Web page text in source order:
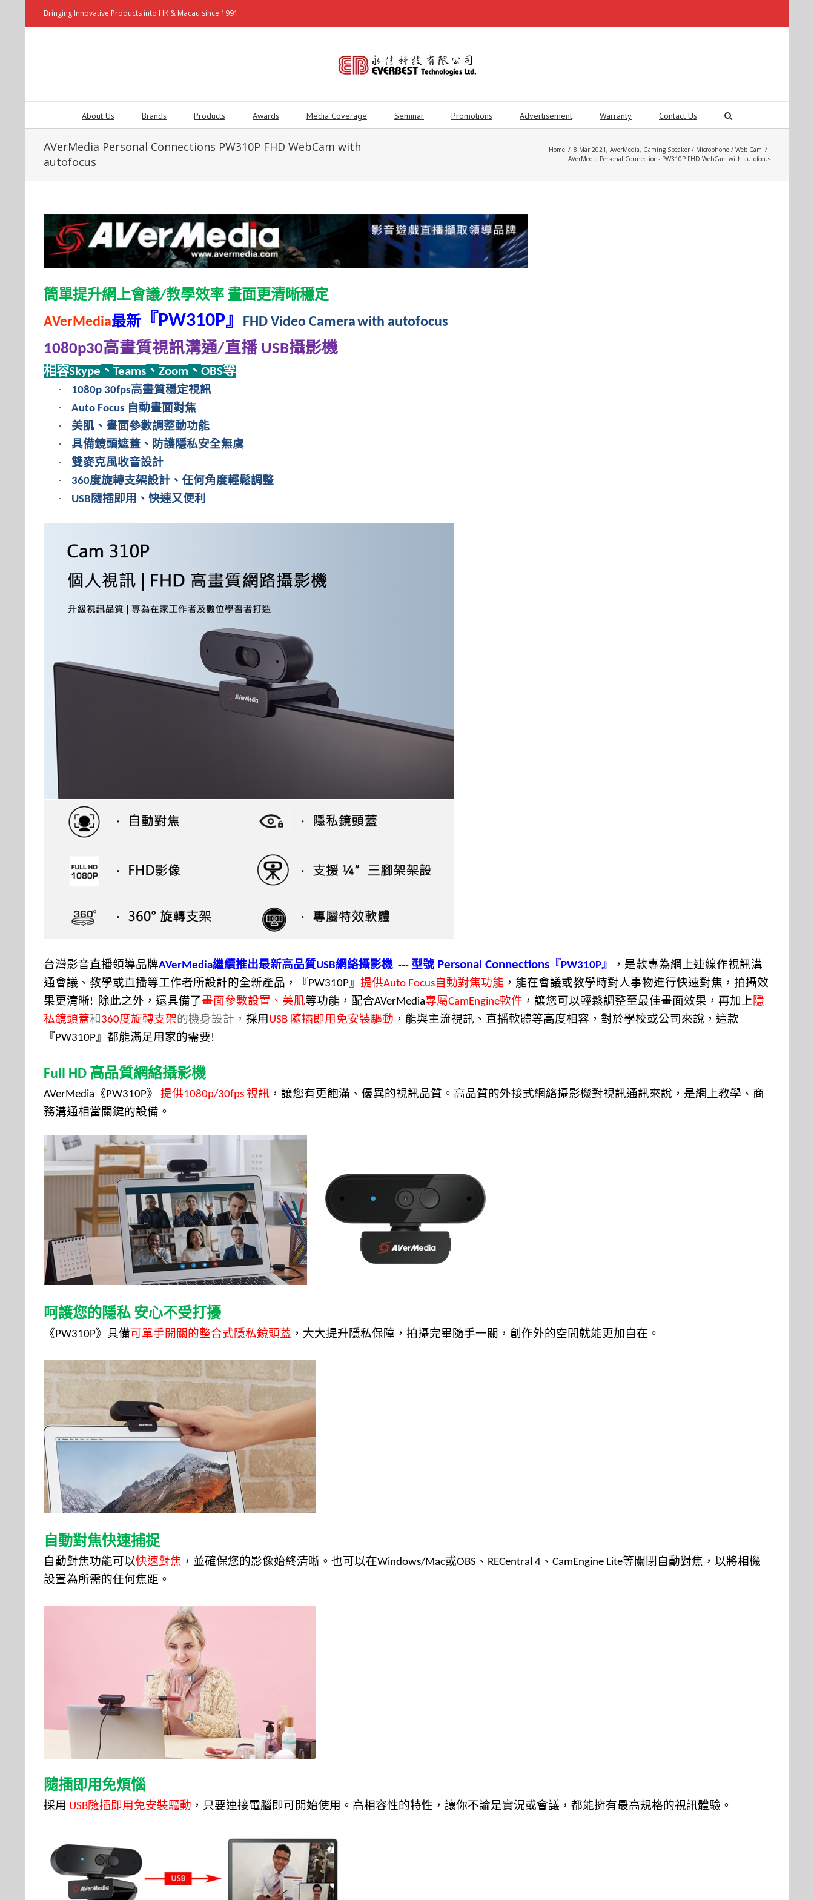
Bringing Innovative Products into HK & Macau since 1991
About Us Brands Products Awards Media Coverage Seminar Promotions Advertisement Warranty Contact Us
AVerMedia Personal Connections PW310P FHD WebCam with
autofocus
Home / 8 Mar 2021, AVerMedia, Gaming Speaker / Microphone / Web Cam /
AVerMedia Personal Connections PW310P FHD WebCam with autofocus
簡單提升網上會議/教學效率 畫面更清晰穩定
AVerMedia最新 『PW310P』 FHD Video Camerawith autofocus
1080p30高畫質視訊溝通/直播 USB攝影機
相容Skype 、 Teams 、 Zoom 、 OBS等
· 1080p 30fps高畫質穩定視訊
·
Auto Focus 自動畫面對焦
·
美肌、畫面參數調整動功能
·
具備鏡頭遮蓋、防護隱私安全無虞
·
雙麥克風收音設計
·
360度旋轉支架設計、任何角度輕鬆調整
·
USB 隨插即用、快速又便利
台灣影音直播領導品牌AVerMedia繼續推出最新高品質USB網絡攝影機 --- 型號 Personal Connections 『PW310P』
，是款專為網上連線作視訊溝
通會議、教學或直播等工作者所設計的全新產品，『PW310P 』 提供Auto Focus自動對焦功能 ，能在會議或教學時對人事物進行快速對焦，拍攝效
果更清晰! 除此之外，還具備了畫面參數設置、美肌等功能，配合AVerMedia專屬CamEngine軟件 ，讓您可以輕鬆調整至最佳畫面效果，再加上隱
私鏡頭蓋和 360度旋轉支架的機身設計， 採用 USB 隨插即用免安裝驅動 ，能與主流視訊、直播軟體等高度相容，對於學校或公司來說，這款
『PW310P 』都能滿足用家的需要!
Full HD 高品質網絡攝影機
AVerMedia 《PW310P》 提供1080p/30fps 視訊 ，讓您有更飽滿、優異的視訊品質。高品質的外接式網絡攝影機對視訊通訊來說，是網上教學、商
務溝通相當關鍵的設備。
呵護您的隱私 安心不受打擾
《PW310P》 具備可單手開關的整合式隱私鏡頭蓋 ，大大提升隱私保障，拍攝完畢隨手一關，創作外的空間就能更加自在。
自動對焦快速捕捉
自動對焦功能可以快速對焦 ，並確保您的影像始終清晰。也可以在Windows/Mac或OBS 、 RECentral 4 、 CamEngine Lite等關閉自動對焦，以將相機
設置為所需的任何焦距。
隨插即用免煩惱
採用 USB隨插即用免安裝驅動 ，只要連接電腦即可開始使用。高相容性的特性，讓你不論是實況或會議，都能擁有最高規格的視訊體驗。